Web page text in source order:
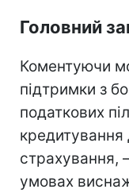
Головний
Коментуючи
підтримки з
податкових
страхування,
умовах